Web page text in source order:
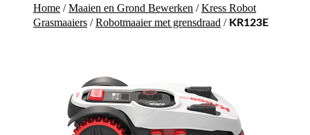
Home /Maaien en Grond Bewerken /Kress Robot
Grasmaaiers /Robotmaaier met grensdraad / KR123E